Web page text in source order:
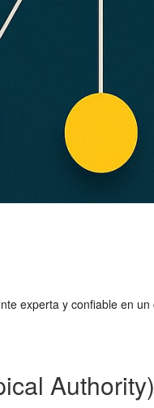
experta y confiable en